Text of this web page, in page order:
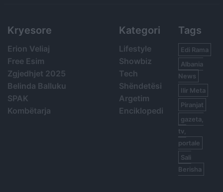
Kryesore
Erion Veliaj
Free Esim
Zgjedhjet 2025
Belinda Balluku
SPAK
Kombëtarja
Kategori
Lifestyle
Showbiz
Tech
Shëndetësi
Argetim
Enciklopedi
Tags
Edi Rama
Albania
News
Ilir Meta
Piranjat
gazeta,
tv,
portale
Sali
Berisha